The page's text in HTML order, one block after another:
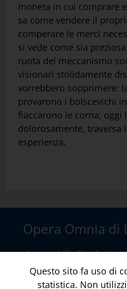
moneta in cui comprare
sa come vendere il
comperare le merci
si vede come sia
ruota del meccanismo
visionari stolidamente
vorrebbero sopprimere:
provarono i bolscevichi
fiaccarono le corna; oggi
dolorosamente, traversa
esperienza.
Opera Omnia di
A cura della
Via della